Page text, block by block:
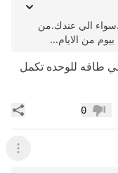
الي عندك.من
من الايام...
طاقه للوحده تكمل
عدم إعجاب
0
عرض